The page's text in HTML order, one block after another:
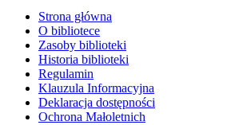
Strona główna
O bibliotece
Zasoby biblioteki
Historia biblioteki
Regulamin
Klauzula Informacyjna
Deklaracja dostępności
Ochrona Małoletnich